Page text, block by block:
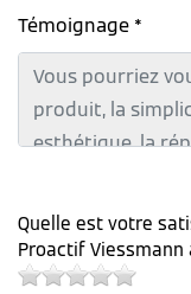
Témoignage *
Quelle est votre
Proactif Viessmann